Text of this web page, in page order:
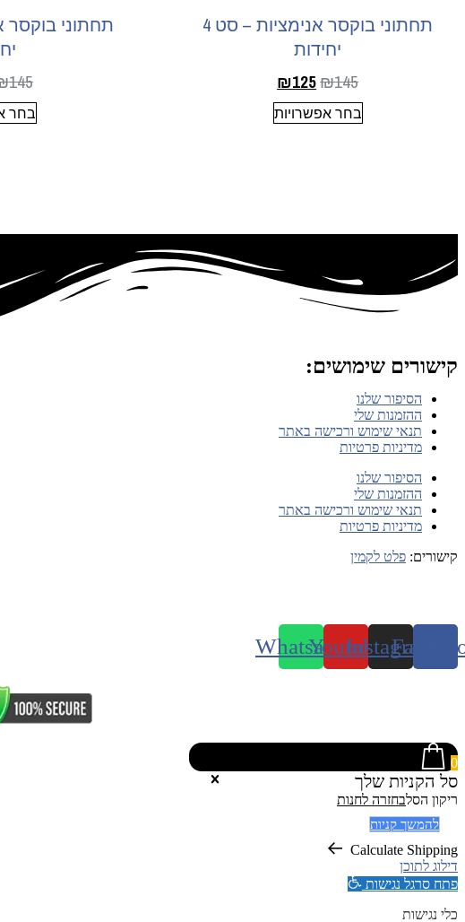
תחתוני בוקסר אנימציות – סט 4
יחידות
₪145
₪125
בחר אפשרויות
145
בחר
קישורים שימושים:
הסיפור שלנו
ההזמנות שלי
תנאי שימוש ורכישה באתר
מדיניות פרטיות
הסיפור שלנו
ההזמנות שלי
תנאי שימוש ורכישה באתר
מדיניות פרטיות
קישורים: פלט לקמין
Instagram
Youtube
Whatsapp
0
סל הקניות שלך
ריקון הסלבחזרה לחנות
להמשך קניות
Calculate Shipping
דילוג לתוכן
פתח סרגל נגישות
כלי נגישות